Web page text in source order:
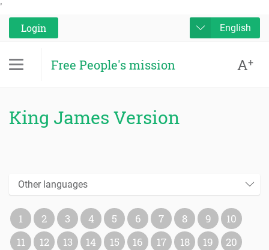
'
Login
English
Free People's mission A+
King James Version
Other languages
1 2 3 4 5 6 7 8 9
10
11
12 13 14 15 16 17 18 19
20